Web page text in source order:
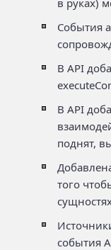
События
В API
В API
поднят,
того
события